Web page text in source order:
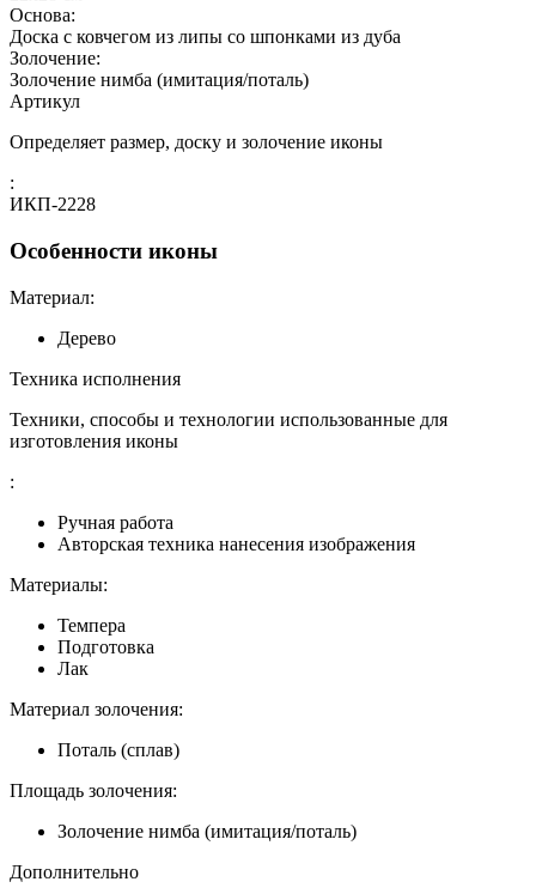
Основа:
Доска с ковчегом из липы со шпонками из дуба
Золочение:
Золочение нимба (имитация/поталь)
Артикул
Определяет размер, доску и золочение иконы
:
ИКП-2228
Особенности иконы
Материал:
Дерево
Техника исполнения
Техники, способы и технологии использованные для
изготовления иконы
:
Ручная работа
Авторская техника нанесения изображения
Материалы:
Темпера
Подготовка
Лак
Материал золочения:
Поталь (сплав)
Площадь золочения:
Золочение нимба (имитация/поталь)
Дополнительно